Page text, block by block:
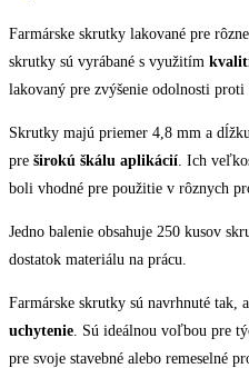
Farmárske skrutky lakované pre
skrutky sú vyrábané s využitím
lakovaný pre zvýšenie odolnosti
Skrutky majú priemer 4,8 mm a
pre širokú škálu aplikácií . Ich
boli vhodné pre použitie v rôznych
Jedno balenie obsahuje 250 kusov
dostatok materiálu na prácu.
Farmárske skrutky sú navrhnuté tak,
uchytenie . Sú ideálnou voľbou pre
pre svoje stavebné alebo remeselné